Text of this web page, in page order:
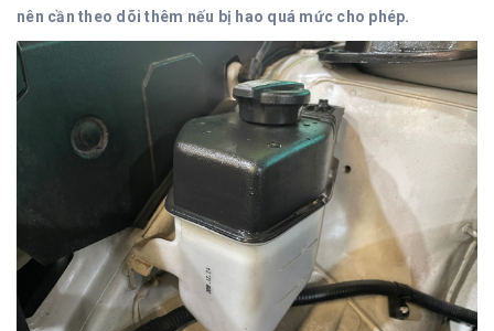
nên cần theo dõi thêm nếu bị hao quá mức cho phép.